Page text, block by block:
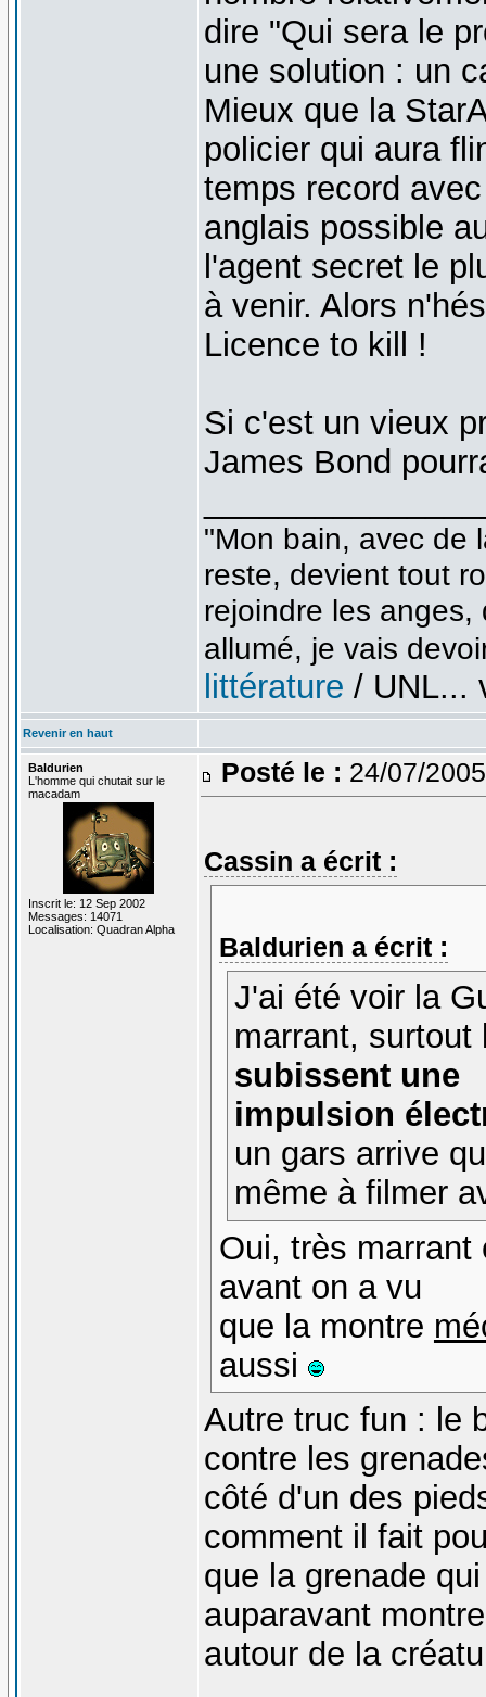
dire "Qui sera le
une solution : un
Mieux que la
policier qui aura
temps record
anglais possible
l'agent secret le
à venir. Alors
Licence to kill !
Si c'est un vieux
James Bond
"Mon bain, avec de
reste, devient tout
rejoindre les
allumé, je vais
littérature / UNL...
Revenir en haut
Baldurien
L'homme qui chutait sur le
macadam
Inscrit le: 12 Sep 2002
Messages: 14071
Localisation: Quadran Alpha
Posté le : 24/07/
Cassin a écrit :
Baldurien a écrit :
J'ai été voir la
marrant,
subissent une
impulsion
un gars arrive
même à filmer
Oui, très
avant on a vu
que la montre
aussi
Autre truc fun : le
contre les
côté d'un des
comment il fait
que la grenade
auparavant
autour de la